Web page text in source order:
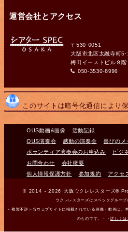
運営会社とアクセス
〒530-0051
大阪市北区太融寺町5-
梅田イーストビル８階
050-3530-8996
このサイトは暗号化通信により
OUS動画&画像
活動記録
OUS演奏会
感動の演奏会
喜びのメ
ボランティア演奏会のお申込み
ビジ
お問合わせ
会社概要
個人情報保護方針
参加規約 アクセ
© 2014 - 2026 大阪ウクレレスターズ
ウクレレスターズはスペックグループ
＜複製不許＞当ウェブサイトに掲載されている画像・動画は、
のものです。・・詳しくは